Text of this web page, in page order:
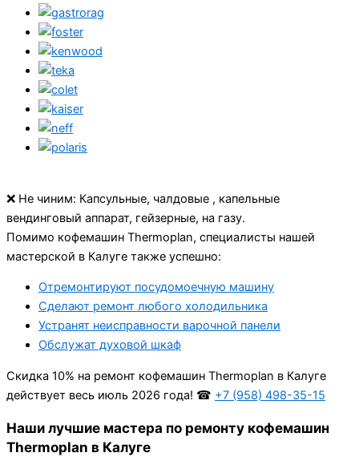
❌ Не чиним: Капсульные, чалдовые , капельные
вендинговый аппарат, гейзерные, на газу.
Помимо кофемашин Thermoplan, специалисты нашей
мастерской в Калуге также успешно:
Отремонтируют посудомоечную машину
Сделают ремонт любого холодильника
Устранят неисправности варочной панели
Обслужат духовой шкаф
Cкидка 10% на ремонт кофемашин Thermoplan в Калуге
действует весь июль 2026 года! ☎ +7 (958) 498-35-15
Наши лучшие мастера по ремонту кофемашин
Thermoplan в Калуге